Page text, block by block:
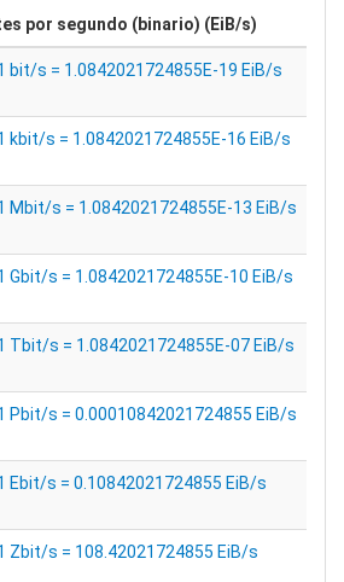
por segundo (binario) (EiB/s)
bit/s = 1.0842021724855E-19 EiB/s
kbit/s = 1.0842021724855E-16 EiB/s
Mbit/s = 1.0842021724855E-13 EiB/s
Gbit/s = 1.0842021724855E-10 EiB/s
Tbit/s = 1.0842021724855E-07 EiB/s
Pbit/s = 0.00010842021724855 EiB/s
Ebit/s = 0.10842021724855 EiB/s
Zbit/s = 108.42021724855 EiB/s